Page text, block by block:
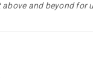
and beyond for